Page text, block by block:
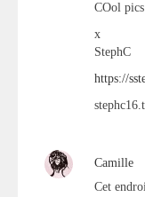
COol
x
StephC
https://
Camille
Cet